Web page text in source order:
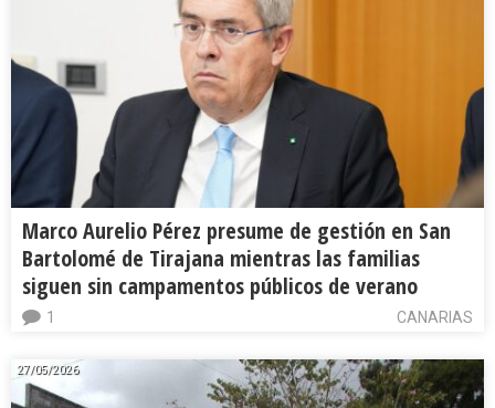
Marco Aurelio Pérez presume de gestión en San
Bartolomé de Tirajana mientras las familias
siguen sin campamentos públicos de verano
CANARIAS
1
27/05/2026